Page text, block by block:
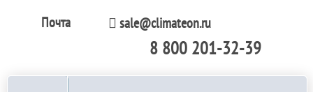
Почта sale@climateon.ru
8 800 201-32-39